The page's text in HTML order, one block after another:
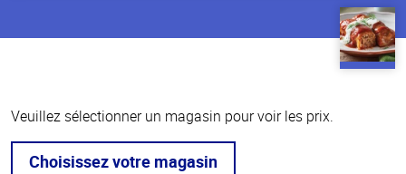
Veuillez sélectionner un magasin pour voir les prix.
Choisissez votre magasin